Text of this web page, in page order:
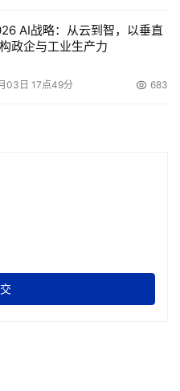
储系统解决方案??“DLCM
接口硬盘阵列的核心存储
统之间。单一的市场定位，
，HDS决定和台湾宏基合
，希望能够在灾难发生时确
及交易委员会近期批准了一
交易所提出的规定建议。这
系统访问能力。
AI战略：从云到智，以垂直
政企与工业生产力
03日 17点49分 683